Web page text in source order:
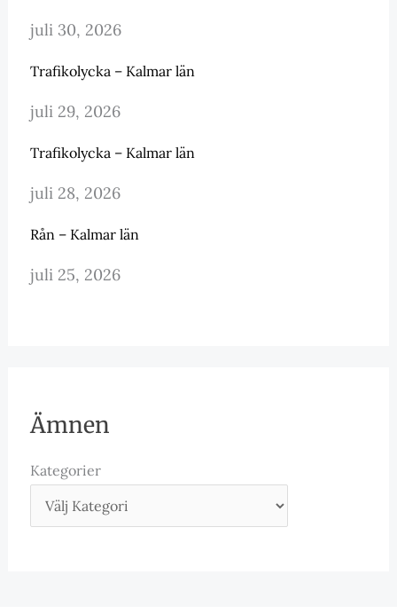
juli 30, 2026
Trafikolycka – Kalmar län
juli 29, 2026
Trafikolycka – Kalmar län
juli 28, 2026
Rån – Kalmar län
juli 25, 2026
Ämnen
Kategorier